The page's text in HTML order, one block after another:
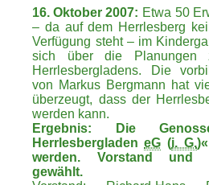
16. Oktober 2007: Etwa 50
– da auf dem Herrlesberg
Verfügung steht – im
sich über die Planungen
Herrlesbergladens. Die
von Markus Bergmann hat
überzeugt, dass der
werden kann.
Ergebnis: Die
HerrlesbergladeneG (i. G.
werden. Vorstand und
gewählt.